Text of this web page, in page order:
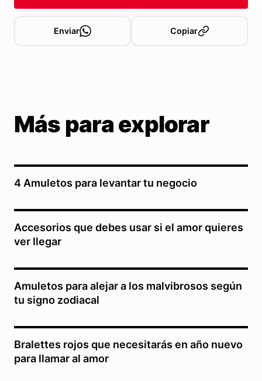
Enviar Copiar
Más para explorar
4 Amuletos para levantar tu negocio
Accesorios que debes usar si el amor quieres
ver llegar
Amuletos para alejar a los malvibrosos según
tu signo zodiacal
Bralettes rojos que necesitarás en año nuevo
para llamar al amor